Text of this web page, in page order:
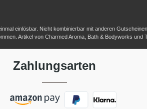
einlösbar. Nicht kombinierbar mit anderen
Artikel von Charmed Aroma, Bath & Bodyworks und
Zahlungsarten